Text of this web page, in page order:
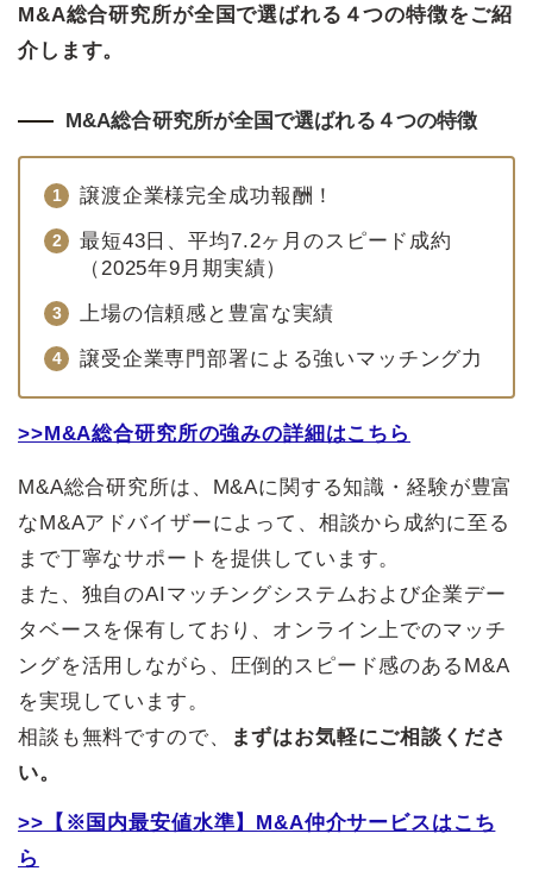
M&A総合研究所が全国で選ばれる４つの特徴をご紹
介します。
M&A総合研究所が全国で選ばれる４つの特徴
譲渡企業様完全成功報酬！
最短43日、平均7.2ヶ月のスピード成約
（2025年9月期実績）
上場の信頼感と豊富な実績
譲受企業専門部署による強いマッチング力
>>M&A総合研究所の強みの詳細はこちら
M&A総合研究所は、M&Aに関する知識・経験が豊富
なM&Aアドバイザーによって、相談から成約に至る
まで丁寧なサポートを提供しています。
また、独自のAIマッチングシステムおよび企業デー
タベースを保有しており、オンライン上でのマッチ
ングを活用しながら、圧倒的スピード感のあるM&A
を実現しています。
相談も無料ですので、
まずはお気軽にご相談くださ
い。
>>【※国内最安値水準】M&A仲介サービスはこち
ら